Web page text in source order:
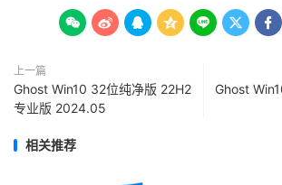
      
上一篇
Ghost Win10 32位纯净版 22H2
专业版 2024.05
Ghost
相关推荐